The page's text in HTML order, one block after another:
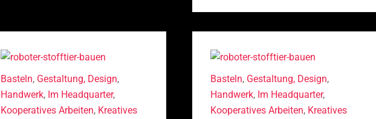
Basteln, Gestaltung, Design,
Handwerk, Im Headquarter,
Kooperatives Arbeiten, Kreatives
Basteln, Gestaltung, Design,
Handwerk, Im Headquarter,
Kooperatives Arbeiten, Kreatives